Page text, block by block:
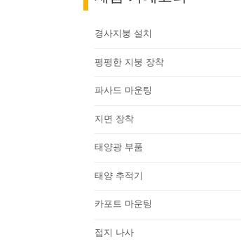
경사지붕 설치
평평한 지붕 장착
파사드 마운팅
지면 장착
태양광 부품
태양 추적기
카포트 마운팅
접지 나사